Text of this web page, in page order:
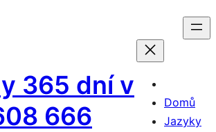
365 dní v
666
Domů
Jazyky